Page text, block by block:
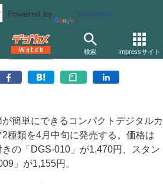
Powered by Translate
検索 Impressサイト
ストラップ付きのネックストラ
簡単にできるコンパクトデジタルカ
種類を4月中旬に発売する。価格は
の「DGS-010」が1,470円、スタン
」が1,155円。